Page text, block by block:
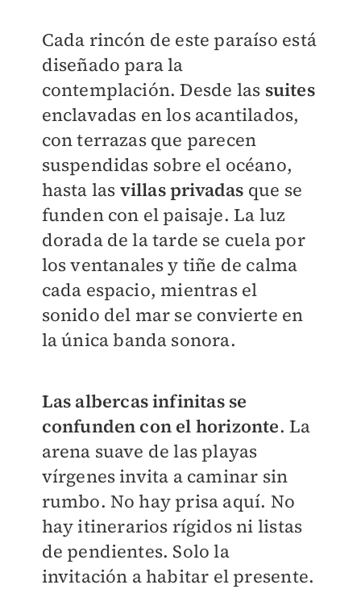
Cada rincón de este paraíso está
diseñado para la
contemplación. Desde las suites
enclavadas en los acantilados,
con terrazas que parecen
suspendidas sobre el océano,
hasta las villas privadas que se
funden con el paisaje. La luz
dorada de la tarde se cuela por
los ventanales y tiñe de calma
cada espacio, mientras el
sonido del mar se convierte en
la única banda sonora.
Las albercas infinitas se
confunden con el horizonte. La
arena suave de las playas
vírgenes invita a caminar sin
rumbo. No hay prisa aquí. No
hay itinerarios rígidos ni listas
de pendientes. Solo la
invitación a habitar el presente.